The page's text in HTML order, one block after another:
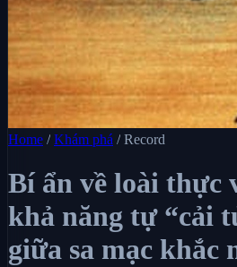
Home / Khám phá / Record
Bí ẩn về loài thực
khả năng tự “cải
giữa sa mạc khắc